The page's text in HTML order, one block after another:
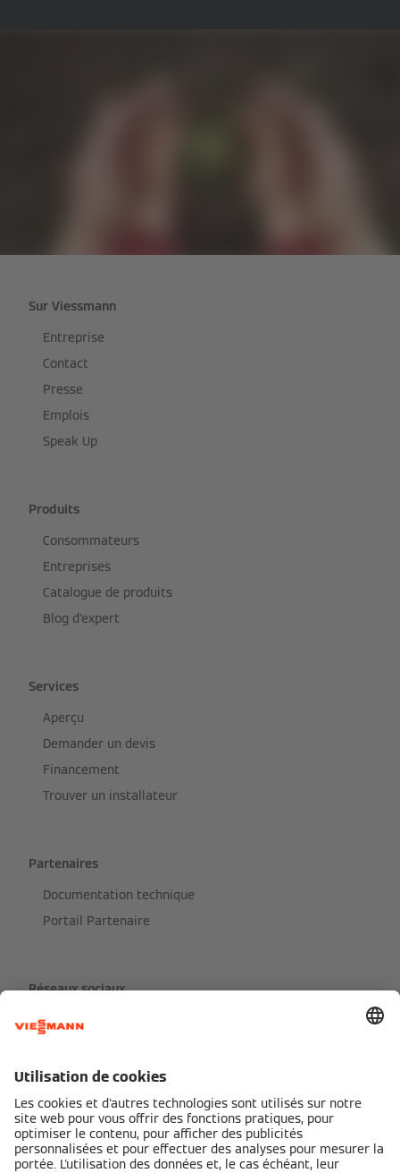
Sur Viessmann
Entreprise
Contact
Presse
Emplois
Speak Up
Produits
Consommateurs
Entreprises
Catalogue de produits
Blog d'expert
Services
Aperçu
Demander un devis
Financement
Trouver un installateur
Partenaires
Documentation technique
Portail Partenaire
Réseaux sociaux
Partenaires de services Viessmann